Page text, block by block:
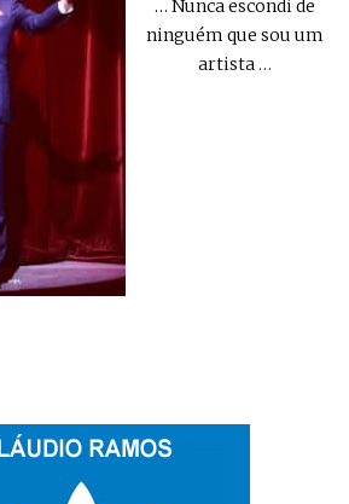
… Nunca escondi de
ninguém que sou um
artista…